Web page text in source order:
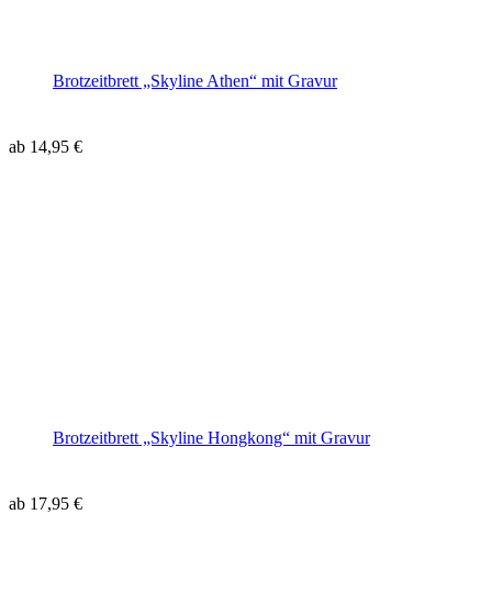
Brotzeitbrett „Skyline Athen“ mit Gravur
ab 14,95 €
Brotzeitbrett „Skyline Hongkong“ mit Gravur
ab 17,95 €